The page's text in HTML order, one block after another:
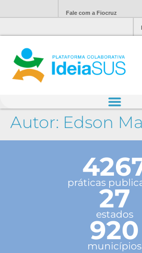
Fale com a Fiocruz
Autor: Edson
práticas
27
estados
920
municípios